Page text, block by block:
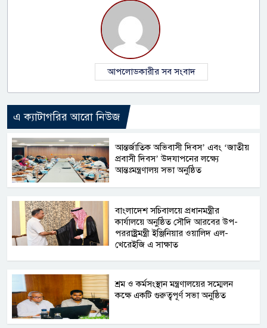
আপলোডকারীর সব সংবাদ
এ ক্যাটাগরির আরো নিউজ
আন্তর্জাতিক অভিবাসী দিবস’ এবং ‘জাতীয়
প্রবাসী দিবস’ উদযাপনের লক্ষ্যে
আন্তঃমন্ত্রণালয় সভা অনুষ্ঠিত
বাংলাদেশ সচিবালয়ে প্রধানমন্ত্রীর
কার্যালয়ে অনুষ্ঠিত সৌদি আরবের উপ-
পররাষ্ট্রমন্ত্রী ইঞ্জিনিয়ার ওয়ালিদ এল-
খেরেইজি এ সাক্ষাত
শ্রম ও কর্মসংস্থান মন্ত্রণালয়ের সম্মেলন
কক্ষে একটি গুরুত্বপূর্ণ সভা অনুষ্ঠিত